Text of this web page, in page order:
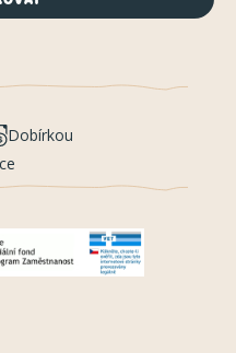
Dobírkou